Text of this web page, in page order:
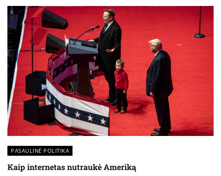
PASAULINĖ POLITIKA
Kaip internetas nutraukė Ameriką